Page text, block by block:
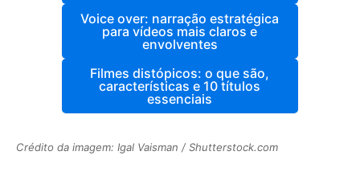
Voice over: narração estratégica
para vídeos mais claros e
envolventes
Filmes distópicos: o que são,
características e 10 títulos
essenciais
Crédito da imagem: Igal Vaisman / Shutterstock.com